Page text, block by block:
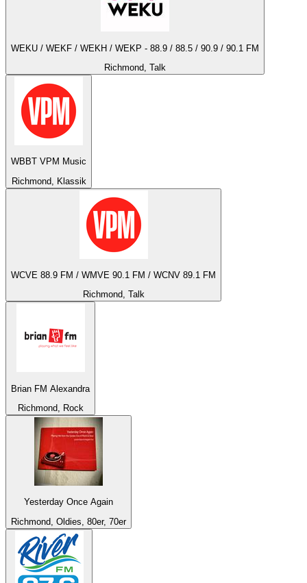
WEKU / WEKF / WEKH / WEKP - 88.9 / 88.5 / 90.9 / 90.1 FM
Richmond, Talk
WBBT VPM Music
Richmond, Klassik
WCVE 88.9 FM / WMVE 90.1 FM / WCNV 89.1 FM
Richmond, Talk
Brian FM Alexandra
Richmond, Rock
Yesterday Once Again
Richmond, Oldies, 80er, 70er